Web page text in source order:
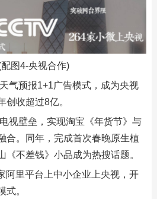
配图4-央视合作)
气预报1+1广告模式，成为央视
创收超过8亿。
视壁垒，实现淘宝《年货节》与
合。同年，完成首次春晚原生植
《不差钱》小品成为热搜话题。
阿里平台上中小企业上央视，开
式。